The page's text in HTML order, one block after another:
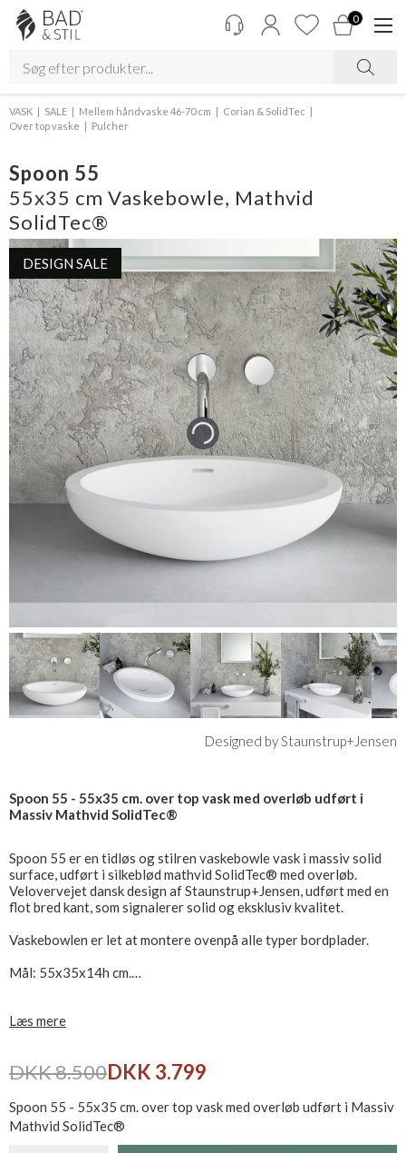
0
VASK SALE Mellem håndvaske 46-70 cm
Corian & SolidTec
Over top vaske
Pulcher
Spoon 55
55x35 cm Vaskebowle, Mathvid
SolidTec®
DESIGN SALE
Designed by Staunstrup+Jensen
Spoon 55 - 55x35 cm. over top vask med overløb udført i
Massiv Mathvid SolidTec®
Spoon 55 er en tidløs og stilren vaskebowle vask i massiv solid
surface, udført i silkeblød mathvid SolidTec® med overløb.
Velovervejet dansk design af Staunstrup+Jensen, udført med en
flot bred kant, som signalerer solid og eksklusiv kvalitet.
Vaskebowlen er let at montere ovenpå alle typer bordplader.
Mål: 55x35x14h cm.
materiale, et solid surface produkt med en særdeles flot og
Håndvasken er farvebestandig, solid og nem at rengøre, tåler
Der ydes 10 års garanti på materialet.
Læs mere
DKK 8.500DKK 3.799
Spoon 55 - 55x35 cm. over top vask med overløb udført i Massiv
Mathvid SolidTec®